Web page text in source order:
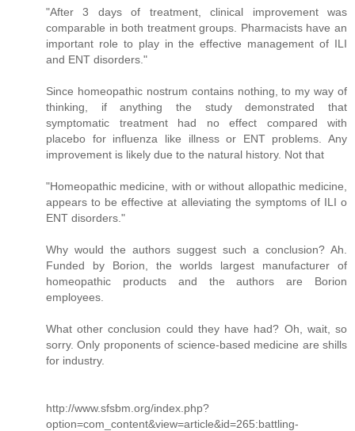
"After 3 days of treatment, clinical improvement was
comparable in both treatment groups. Pharmacists have an
important role to play in the effective management of ILI
and ENT disorders."
Since homeopathic nostrum contains nothing, to my way of
thinking, if anything the study demonstrated that
symptomatic treatment had no effect compared with
placebo for influenza like illness or ENT problems. Any
improvement is likely due to the natural history. Not that
"Homeopathic medicine, with or without allopathic medicine,
appears to be effective at alleviating the symptoms of ILI o
ENT disorders."
Why would the authors suggest such a conclusion? Ah.
Funded by Borion, the worlds largest manufacturer of
homeopathic products and the authors are Borion
employees.
What other conclusion could they have had? Oh, wait, so
sorry. Only proponents of science-based medicine are shills
for industry.
http://www.sfsbm.org/index.php?
option=com_content&view=article&id=265:battling-